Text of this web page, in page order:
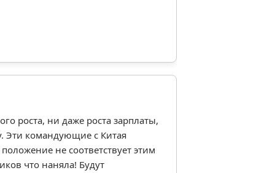
роста, ни даже роста зарплаты,
Эти командующие с Китая
не соответствует этим
что наняла! Будут